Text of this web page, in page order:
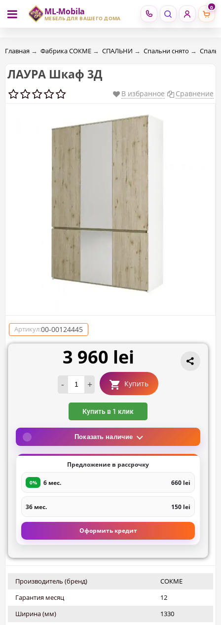
ML-Mobila
МЕБЕЛЬ ДЛЯ ВАШЕГО ДОМА
0
RU RO
Главная → Фабрика СОКМЕ → СПАЛЬНИ → Спальни снято →
ЛАУРА Шкаф 3Д
В избранное Сравнение
Артикул:00-00124445
3 960 lei
- + Купить
Купить в 1 клик
Показать наличие
Предложение в рассрочку
0% 6 мес. 660 lei
36 мес. 150 lei
Оформить кредит
Производитель (бренд)
СОКМЕ
Гарантия месяц
12
Ширина (мм)
1330